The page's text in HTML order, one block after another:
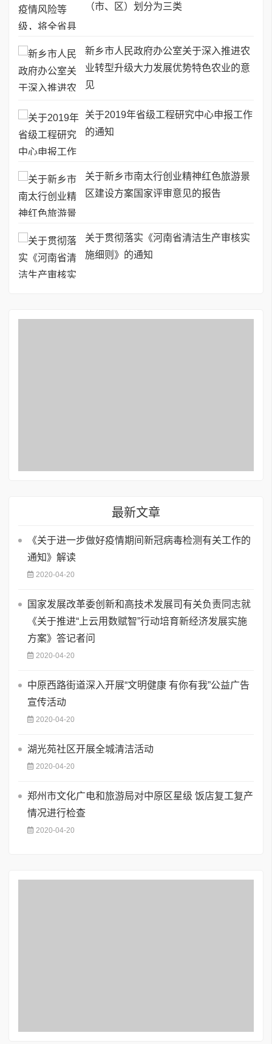
（市、区）划分为三类
新乡市人民政府办公室关于深入推进农
业转型升级大力发展优势特色农业的意
见
关于2019年省级工程研究中心申报工作
的通知
关于新乡市南太行创业精神红色旅游景
区建设方案国家评审意见的报告
关于贯彻落实《河南省清洁生产审核实
施细则》的通知
最新文章
《关于进一步做好疫情期间新冠病毒检测有关工作的
通知》解读
2020-04-20
国家发展改革委创新和高技术发展司有关负责同志就
《关于推进“上云用数赋智”行动培育新经济发展实施
方案》答记者问
2020-04-20
中原西路街道深入开展“文明健康 有你有我”公益广告
宣传活动
2020-04-20
湖光苑社区开展全城清洁活动
2020-04-20
郑州市文化广电和旅游局对中原区星级 饭店复工复产
情况进行检查
2020-04-20